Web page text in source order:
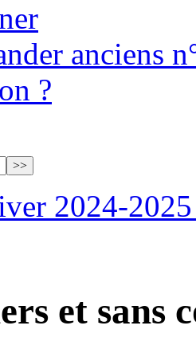
anciens
?
2024-
et sans